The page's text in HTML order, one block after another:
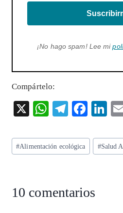
¡No hago spam! Lee mi
Compártelo:
X
W
ts
A
p
T
eg
ra
F
eb
o
k
Li
ke
dI
Etiquetas
de
#Alimentación ecológica #Salud
10 comentarios